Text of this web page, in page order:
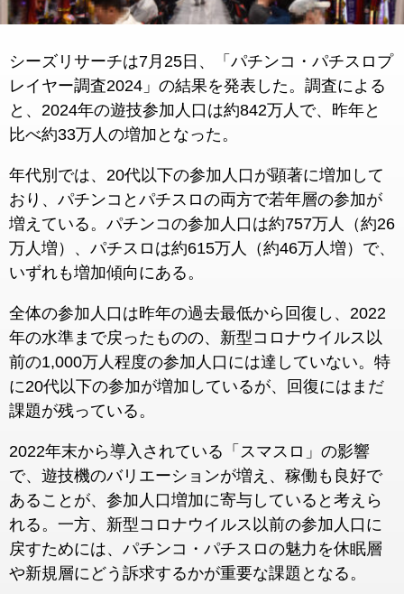
シーズリサーチは7月25日、「パチンコ・パチスロプ
レイヤー調査2024」の結果を発表した。調査による
と、2024年の遊技参加人口は約842万人で、昨年と
比べ約33万人の増加となった。
年代別では、20代以下の参加人口が顕著に増加して
おり、パチンコとパチスロの両方で若年層の参加が
増えている。パチンコの参加人口は約757万人（約26
万人増）、パチスロは約615万人（約46万人増）で、
いずれも増加傾向にある。
全体の参加人口は昨年の過去最低から回復し、2022
年の水準まで戻ったものの、新型コロナウイルス以
前の1,000万人程度の参加人口には達していない。特
に20代以下の参加が増加しているが、回復にはまだ
課題が残っている。
2022年末から導入されている「スマスロ」の影響
で、遊技機のバリエーションが増え、稼働も良好で
あることが、参加人口増加に寄与していると考えら
れる。一方、新型コロナウイルス以前の参加人口に
戻すためには、パチンコ・パチスロの魅力を休眠層
や新規層にどう訴求するかが重要な課題となる。